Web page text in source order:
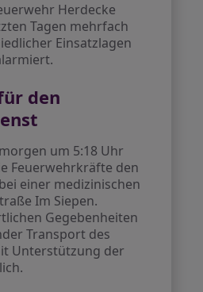
Herdecke
Tagen mehrfach
Einsatzlagen
den
um 5:18 Uhr
Feuerwehrkräfte den
einer medizinischen
Im Siepen.
Gegebenheiten
Transport des
Unterstützung der